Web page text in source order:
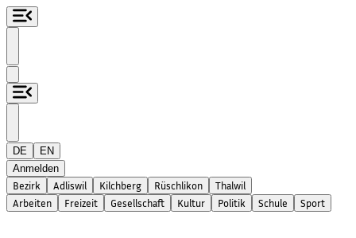
DE
EN
Anmelden
Bezirk Adliswil Kilchberg Rüschlikon
Thalwil
Arbeiten
Freizeit Gesellschaft Kultur Politik Schule Sport